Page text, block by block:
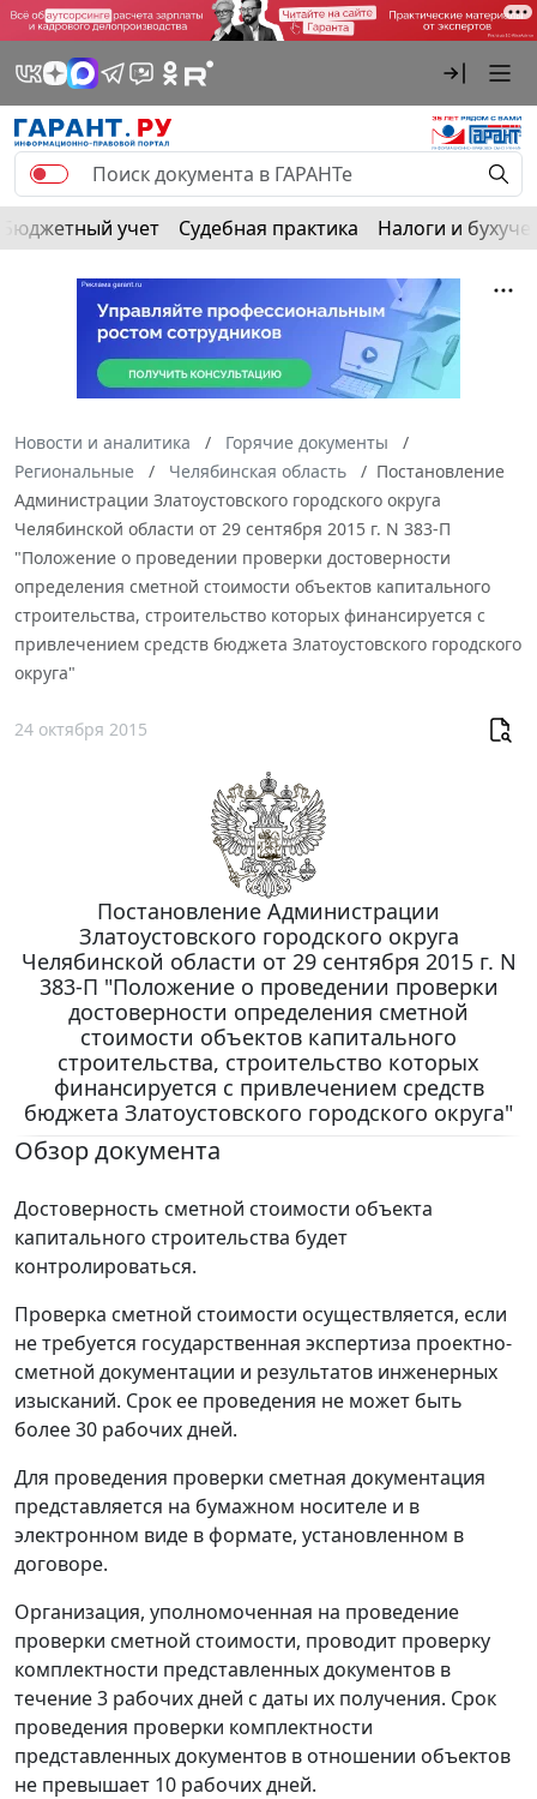
Бюджетный учет Судебная практика Налоги и
Новости и аналитика
Горячие документы
Региональные
Челябинская область
Постановление
Администрации Златоустовского городского округа
Челябинской области от 29 сентября 2015 г. N 383-П
"Положение о проведении проверки достоверности
определения сметной стоимости объектов капитального
строительства, строительство которых финансируется с
привлечением средств бюджета Златоустовского городского
округа"
24 октября 2015
Постановление Администрации
Златоустовского городского округа
Челябинской области от 29 сентября 2015 г. N
383-П "Положение о проведении проверки
достоверности определения сметной
стоимости объектов капитального
строительства, строительство которых
финансируется с привлечением средств
бюджета Златоустовского городского округа"
Обзор документа
Достоверность сметной стоимости объекта
капитального строительства будет
контролироваться.
Проверка сметной стоимости осуществляется, если
не требуется государственная экспертиза проектно-
сметной документации и результатов инженерных
изысканий. Срок ее проведения не может быть
более 30 рабочих дней.
Для проведения проверки сметная документация
представляется на бумажном носителе и в
электронном виде в формате, установленном в
договоре.
Организация, уполномоченная на проведение
проверки сметной стоимости, проводит проверку
комплектности представленных документов в
течение 3 рабочих дней с даты их получения. Срок
проведения проверки комплектности
представленных документов в отношении объектов
не превышает 10 рабочих дней.